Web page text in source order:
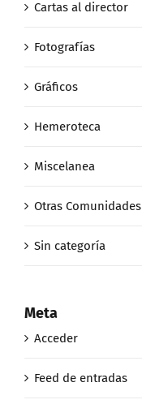
Cartas al director
Fotografías
Gráficos
Hemeroteca
Miscelanea
Otras Comunidades
Sin categoría
Meta
Acceder
Feed de entradas